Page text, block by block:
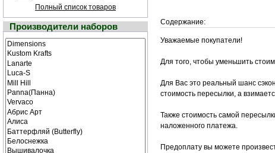
Полный список товаров
Производители наборов Содержание:
Уважаемые покупатели!
Для того, чтобы уменьшить
Для Вас это реальный шанс
стоимость пересылки, а
Также стоимость самой
наложенного платежа.
Предоплату вы можете